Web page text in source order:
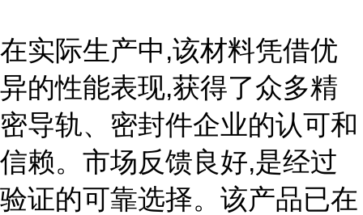
在实际生产中,该材料凭借优
异的性能表现,获得了众多精
密导轨、密封件企业的认可和
信赖。市场反馈良好,是经过
验证的可靠选择。该产品已在